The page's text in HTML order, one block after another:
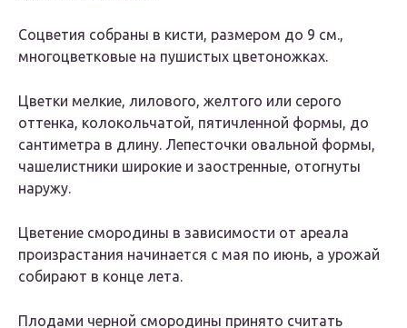
Соцветия собраны в кисти, размером до 9 см.,
многоцветковые на пушистых цветоножках.
Цветки мелкие, лилового, желтого или серого
оттенка, колокольчатой, пятичленной формы, до
сантиметра в длину. Лепесточки овальной формы,
чашелистники широкие и заостренные, отогнуты
наружу.
Цветение смородины в зависимости от ареала
произрастания начинается с мая по июнь, а урожай
собирают в конце лета.
Плодами черной смородины принято считать